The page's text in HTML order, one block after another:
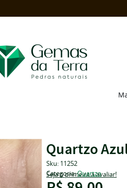
Quartzo
Sku: 11252
Categoria:Quartzo
Seja o primeira a avaliar!